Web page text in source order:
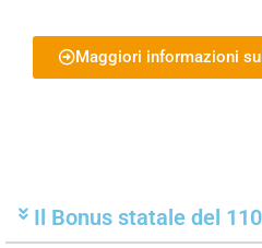
Maggiori informazioni
Il Bonus statale del